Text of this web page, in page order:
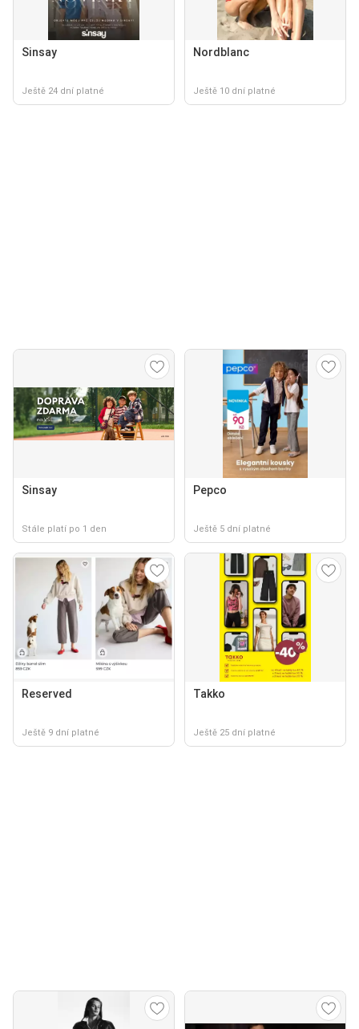
Sinsay
Ještě 24 dní platné
Nordblanc
Ještě 10 dní platné
Sinsay
Stále platí po 1 den
Pepco
Ještě 5 dní platné
Reserved
Ještě 9 dní platné
Takko
Ještě 25 dní platné